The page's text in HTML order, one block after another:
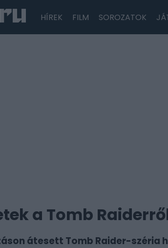
HÍREK FILM SOROZATOK
a Tomb
átesett Tomb Raider-széria